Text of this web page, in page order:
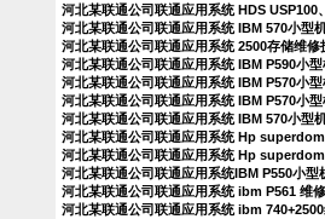
河北某联通公司联通应用系统 HDS
河北某联通公司联通应用系统 IBM 570小型
河北某联通公司联通应用系统 2500存储维修
河北某联通公司联通应用系统 IBM P590小
河北某联通公司联通应用系统 IBM P570小
河北某联通公司联通应用系统 IBM P570小
河北某联通公司联通应用系统 IBM 570小型
河北某联通公司联通应用系统 Hp
河北某联通公司联通应用系统 Hp
河北某联通公司联通应用系统IBM P550小型
河北某联通公司联通应用系统 ibm P561 维
河北某联通公司联通应用系统 ibm